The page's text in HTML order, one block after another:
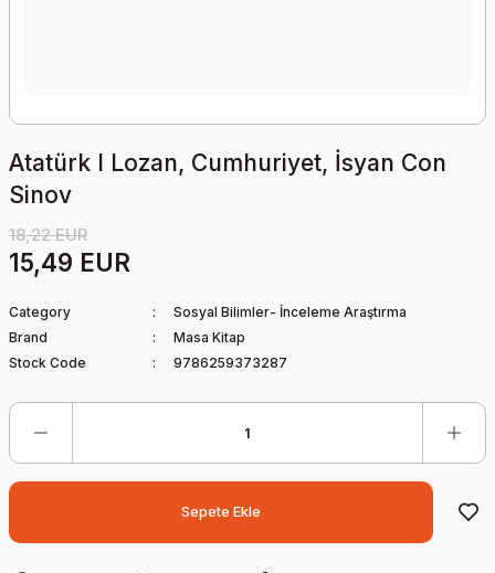
Atatürk I Lozan, Cumhuriyet, İsyan Con
Sinov
18,22 EUR
15,49 EUR
Category
Sosyal Bilimler- İnceleme Araştırma
Brand
Masa Kitap
Stock Code
9786259373287
Sepete Ekle